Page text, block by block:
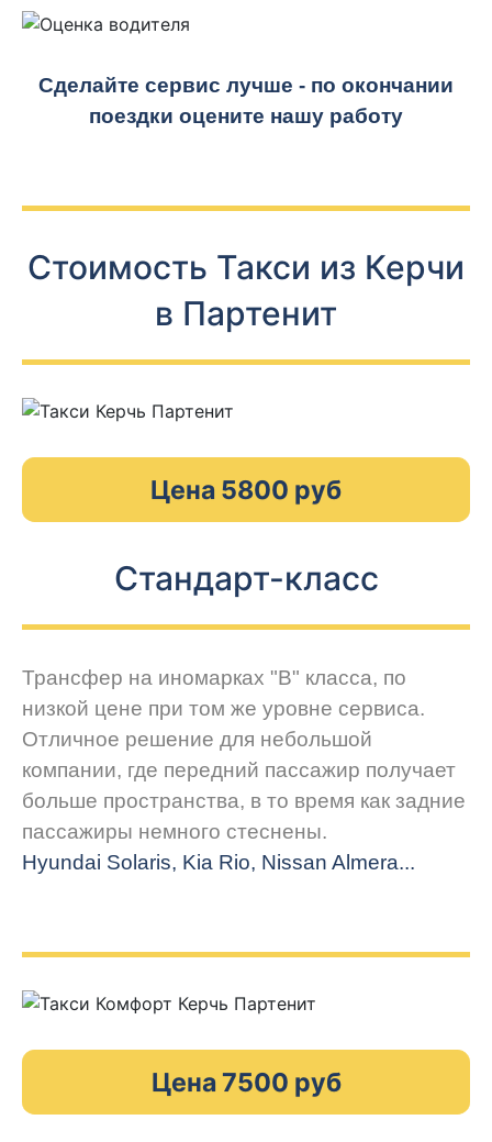
Сделайте сервис лучше - по окончании
поездки оцените нашу работу
Стоимость Такси из Керчи
в Партенит
Цена 5800 руб
Стандарт-класс
Трансфер на иномарках "В" класса, по
низкой цене при том же уровне сервиса.
Отличное решение для небольшой
компании, где передний пассажир получает
больше пространства, в то время как задние
пассажиры немного стеснены.
Hyundai Solaris, Kia Rio, Nissan Almera...
Цена 7500 руб